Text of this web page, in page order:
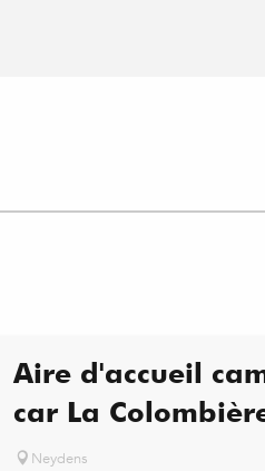
Aire d'accueil
car La
Neydens